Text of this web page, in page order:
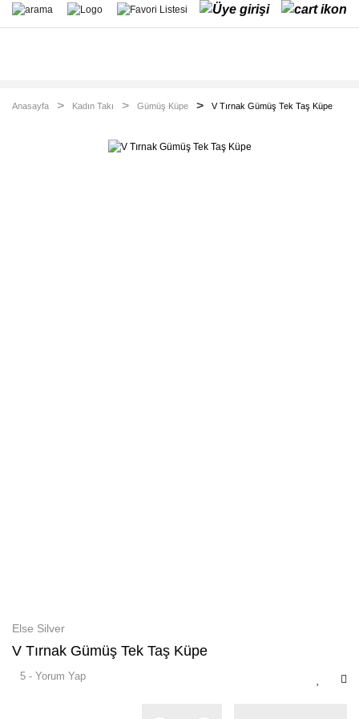
Anasayfa Kadın Takı Gümüş Küpe V Tırnak Gümüş Tek Taş Küpe
Else Silver
V Tırnak Gümüş Tek Taş Küpe
5 - Yorum Yap